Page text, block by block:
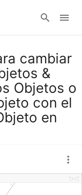
cambiar
&
Objetos o
con el
en